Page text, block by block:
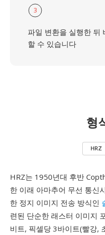
3
파일 변환을 실행한 뒤
할 수 있습니다
형
HRZ
HRZ는 1950년대 후반
한 이래 아마추어 무선 통신
한 정지 이미지 전송 방식인
련된 단순한 래스터 이미지
비트, 픽셀당 3바이트(빨강,